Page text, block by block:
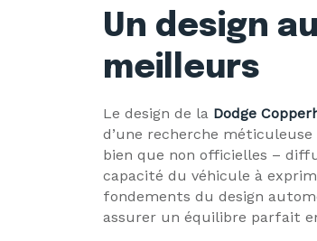
Un design
meilleurs
Le design de la Dodge
d’une recherche
bien que non officielles –
capacité du véhicule à
fondements du design
assurer un équilibre parfait